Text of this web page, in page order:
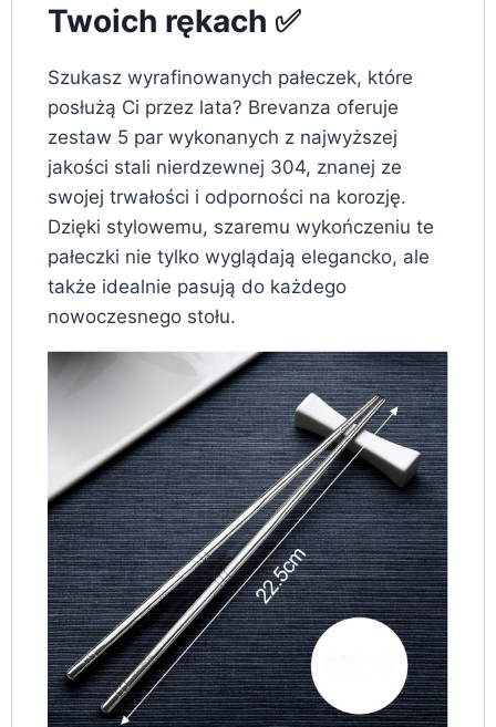
Twoich rękach ✅
Szukasz wyrafinowanych pałeczek, które
posłużą Ci przez lata? Brevanza oferuje
zestaw 5 par wykonanych z najwyższej
jakości stali nierdzewnej 304, znanej ze
swojej trwałości i odporności na korozję.
Dzięki stylowemu, szaremu wykończeniu te
pałeczki nie tylko wyglądają elegancko, ale
także idealnie pasują do każdego
nowoczesnego stołu.